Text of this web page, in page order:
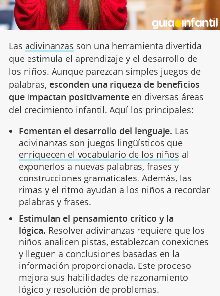
Las adivinanzas son una herramienta divertida
que estimula el aprendizaje y el desarrollo de
los niños. Aunque parezcan simples juegos de
palabras, esconden una riqueza de beneficios
que impactan positivamenteen diversas áreas
del crecimiento infantil. Aquí los principales:
Fomentan el desarrollo del lenguaje. Las
adivinanzas son juegos lingüísticos que
enriquecen el vocabulario de los niños al
exponerlos a nuevas palabras, frases y
construcciones gramaticales. Además, las
rimas y el ritmo ayudan a los niños a recordar
palabras y frases.
Estimulan el pensamiento crítico y la
lógica. Resolver adivinanzas requiere que los
niños analicen pistas, establezcan conexiones
y lleguen a conclusiones basadas en la
información proporcionada. Este proceso
mejora sus habilidades de razonamiento
lógico y resolución de problemas.